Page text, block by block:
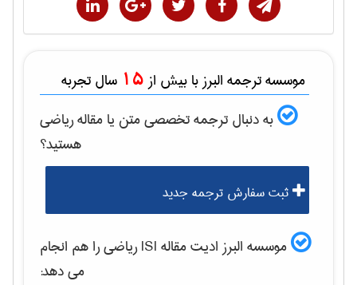
موسسه ترجمه البرز با بیش از 15 سال تجربه
به دنبال ترجمه تخصصی متن یا مقالهرياضی
هستید؟
ثبت سفارش ترجمه جدید
موسسه البرز ادیت مقاله ISI رياضیرا هم انجام
می دهد: